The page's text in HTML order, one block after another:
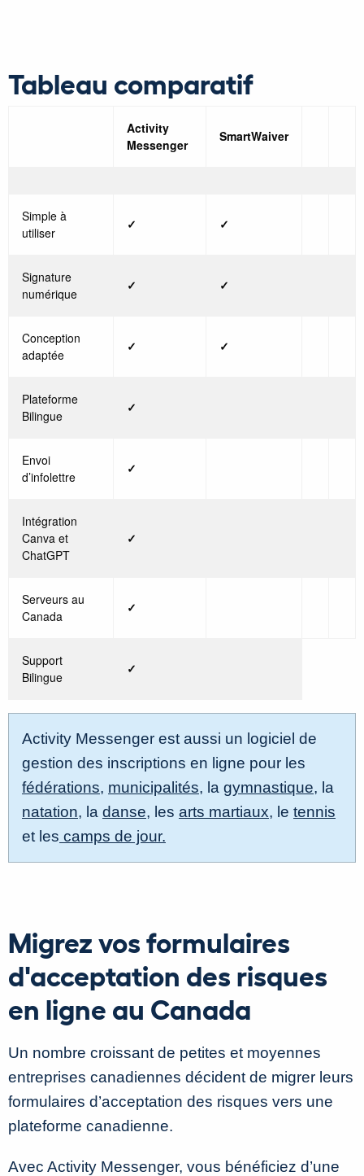
Tableau comparatif
Activity
Messenger
SmartWaiver
Simple à
utiliser
✓ ✓
Signature
numérique
✓ ✓
Conception
adaptée
✓ ✓
Plateforme
Bilingue
✓
Envoi
d’infolettre
✓
Intégration
Canva et
ChatGPT
✓
Serveurs au
Canada
✓
Support
Bilingue
✓
Activity Messenger est aussi un logiciel de
gestion des inscriptions en ligne pour les
fédérations, municipalités, la gymnastique, la
natation, la danse, les arts martiaux, le tennis
et les camps de jour.
Migrez vos formulaires
d'acceptation des risques
en ligne au Canada
Un nombre croissant de petites et moyennes
entreprises canadiennes décident de migrer leurs
formulaires d’acceptation des risques vers une
plateforme canadienne.
Avec Activity Messenger, vous bénéficiez d’une